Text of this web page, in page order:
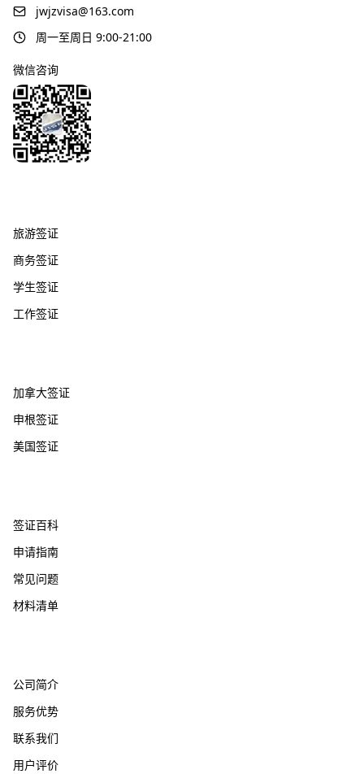
jwjzvisa@163.com
周一至周日 9:00-21:00
微信咨询
旅游签证
商务签证
学生签证
工作签证
加拿大签证
申根签证
美国签证
签证百科
申请指南
常见问题
材料清单
公司简介
服务优势
联系我们
用户评价